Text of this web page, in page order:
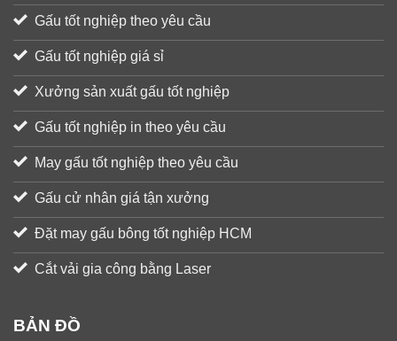
Gấu tốt nghiệp theo yêu cầu
Gấu tốt nghiệp giá sỉ
Xưởng sản xuất gấu tốt nghiệp
Gấu tốt nghiệp in theo yêu cầu
May gấu tốt nghiệp theo yêu cầu
Gấu cử nhân giá tận xưởng
Đặt may gấu bông tốt nghiệp HCM
Cắt vải gia công bằng Laser
BẢN ĐỒ